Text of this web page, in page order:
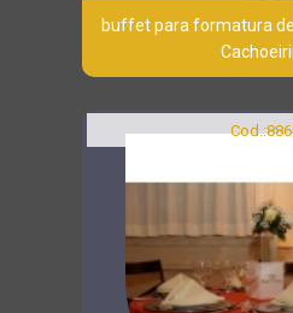
buffet para formatura
Cod.: